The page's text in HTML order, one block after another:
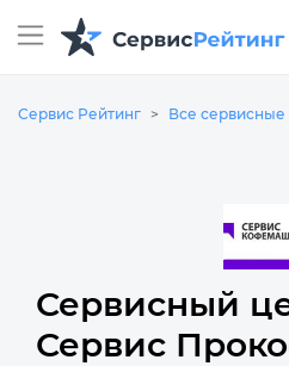
Сервис Рейтинг Все сервисные
Сервисный
Сервис